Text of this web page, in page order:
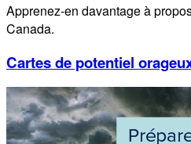
Apprenez-en davantage à
Canada.
Cartes de potentiel